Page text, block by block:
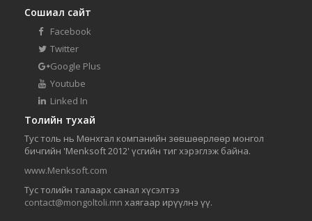
Сошиал сайт
Facebook
Twitter
Google Plus
Youtube
Linked In
Толийн тухай
Тус толь нь Мөнхгал компанийн зөвшөөрлөөр монгол
бичгийн 'Menksoft 2012' үсгийн тиг хэрэглэж байна.
www.Menksoft.com
Тус толийн талаарх санал хүсэлтээ
contact@mongoltoli.mn хаягаар ирүүлнэ үү.